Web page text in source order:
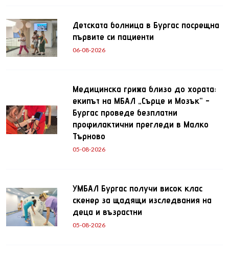
Детската болница в Бургас посрещна
първите си пациенти
06-08-2026
Медицинска грижа близо до хората:
екипът на МБАЛ „Сърце и Мозък“ -
Бургас проведе безплатни
профилактични прегледи в Малко
Търново
05-08-2026
УМБАЛ Бургас получи висок клас
скенер за щадящи изследвания на
деца и възрастни
05-08-2026